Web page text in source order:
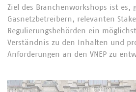
Ziel des Branchenworkshops ist es,
Gasnetzbetreibern, relevanten
Regulierungsbehörden ein
Verständnis zu den Inhalten und
Anforderungen an den VNEP zu